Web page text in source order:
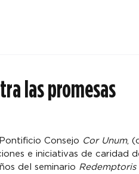
las promesas
Consejo Cor Unum,
e iniciativas de caridad
del seminario Redemptoris